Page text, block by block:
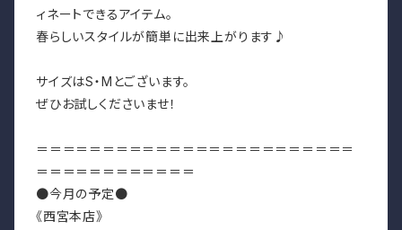
ィネートできるアイテム。
春らしいスタイルが簡単に出来上がります♪
サイズはS・Mとございます。
ぜひお試しくださいませ！
＝＝＝＝＝＝＝＝＝＝＝＝＝＝＝＝＝＝＝＝＝＝＝＝
＝＝＝＝＝＝＝＝＝＝＝＝
●今月の予定●
《西宮本店》